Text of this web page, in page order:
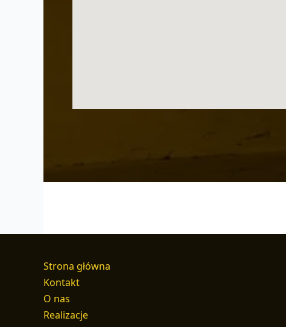
Strona główna
Kontakt
O nas
Realizacje